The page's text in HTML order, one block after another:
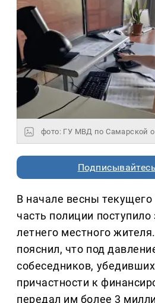
фото: ГУ МВД по Самарской
В начале весны
часть полиции поступило
летнего местного
пояснил, что под
собеседников,
причастности к
передал им более 3